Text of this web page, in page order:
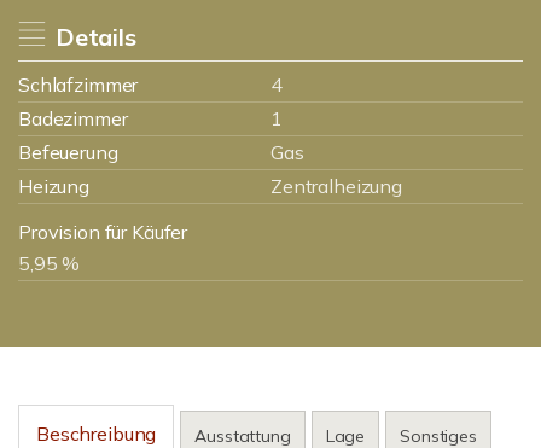
Details
Schlafzimmer
4
Badezimmer
1
Befeuerung
Gas
Heizung
Zentralheizung
Provision für Käufer
5,95 %
Beschreibung Ausstattung Lage Sonstiges